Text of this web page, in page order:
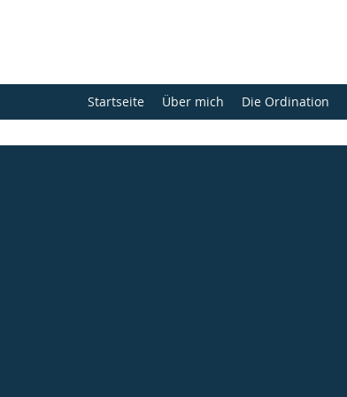
Startseite Über mich Die Ordination